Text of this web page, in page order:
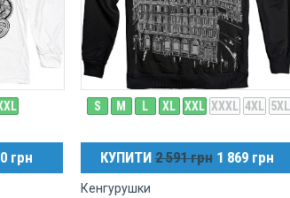
грн
S M L XL XXL XXXL 4XL 5XL
КУПИТИ 2 591 грн 1 869 грн
Кенгурушки